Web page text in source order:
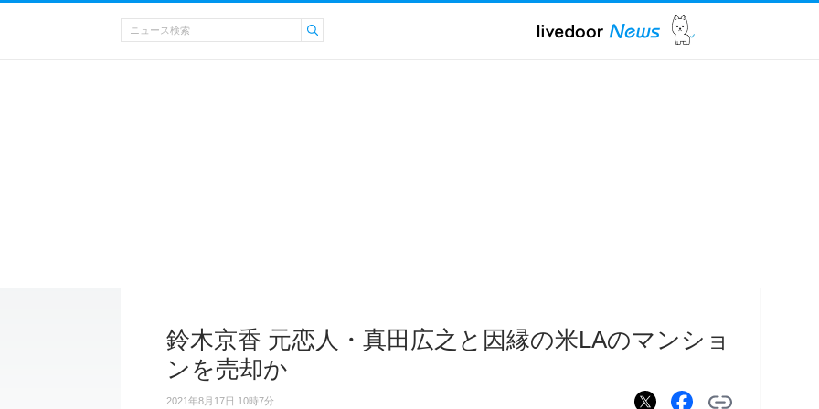
鈴木京香 元恋人・真田広之と因縁の米LAのマンショ
ンを売却か
2021年8月17日 10時7分